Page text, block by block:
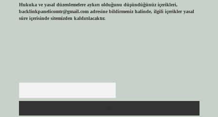
Hukuka ve yasal düzenlemelere aykırı olduğunu düşündüğünüz içerikleri,
backlinkpanelicomtr@gmail.comadresine bildirmeniz halinde, ilgili içerikler yasal
süre içerisinde sitemizden kaldırılacaktır.